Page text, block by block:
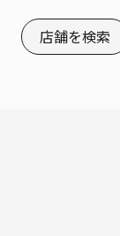
店舗を検索